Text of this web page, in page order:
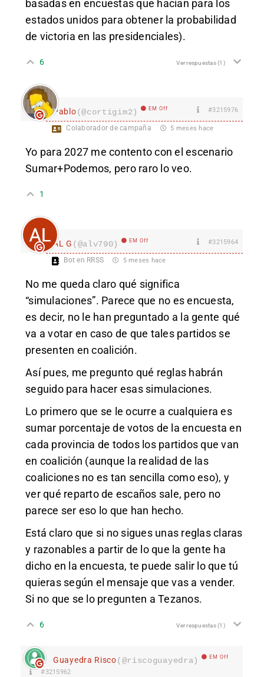
basadas en encuestas que hacían para los
estados unidos para obtener la probabilidad
de victoria en las presidenciales).
6 Ver respuestas(1)
Pablo(@cortigim2) EM Off #3215976
Colaborador de campaña 5 meses hace
Yo para 2027 me contento con el escenario
Sumar+Podemos, pero raro lo veo.
1
AL G (@alv790) EM Off #3215964
Bot en RRSS 5 meses hace
No me queda claro qué significa
“simulaciones”. Parece que no es encuesta,
es decir, no le han preguntado a la gente qué
va a votar en caso de que tales partidos se
presenten en coalición.
Así pues, me pregunto qué reglas habrán
seguido para hacer esas simulaciones.
Lo primero que se le ocurre a cualquiera es
sumar porcentaje de votos de la encuesta en
cada provincia de todos los partidos que van
en coalición (aunque la realidad de las
coaliciones no es tan sencilla como eso), y
ver qué reparto de escaños sale, pero no
parece ser eso lo que han hecho.
Está claro que si no sigues unas reglas claras
y razonables a partir de lo que la gente ha
dicho en la encuesta, te puede salir lo que tú
quieras según el mensaje que vas a vender.
Si no que se lo pregunten a Tezanos.
6 Ver respuestas(1)
Guayedra Risco(@riscoguayedra) EM Off
#3215962